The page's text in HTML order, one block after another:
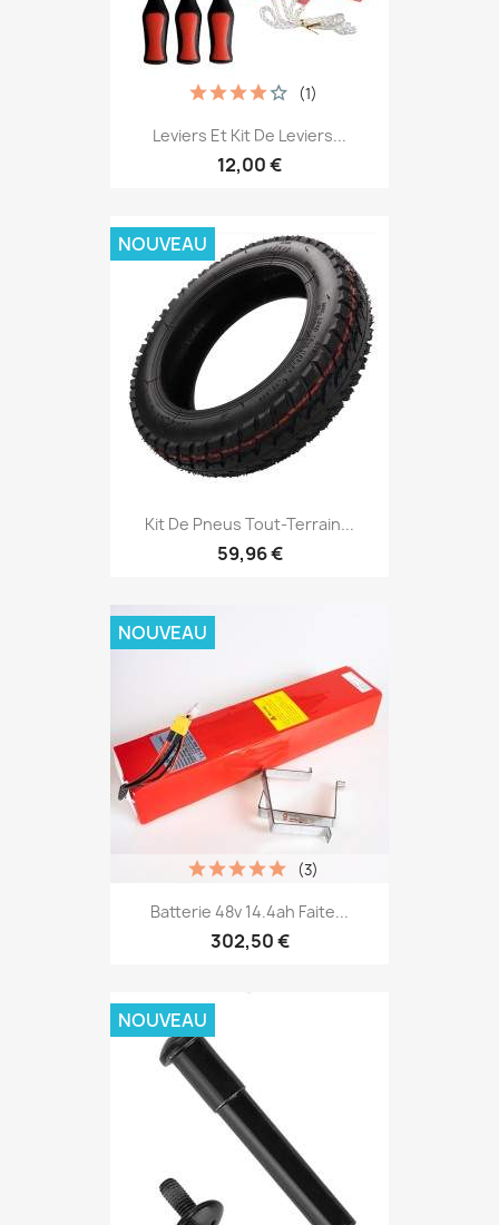
Leviers Et Kit De Leviers...
12,00 €
(1)
Kit De Pneus Tout-Terrain...
59,96 €
NOUVEAU
Batterie 48v 14.4ah Faite...
302,50 €
(3)
NOUVEAU
NOUVEAU